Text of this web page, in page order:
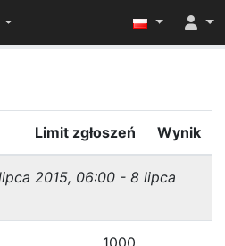
Limit zgłoszeń Wynik
2015, 06:00 - 8 lipca
1000